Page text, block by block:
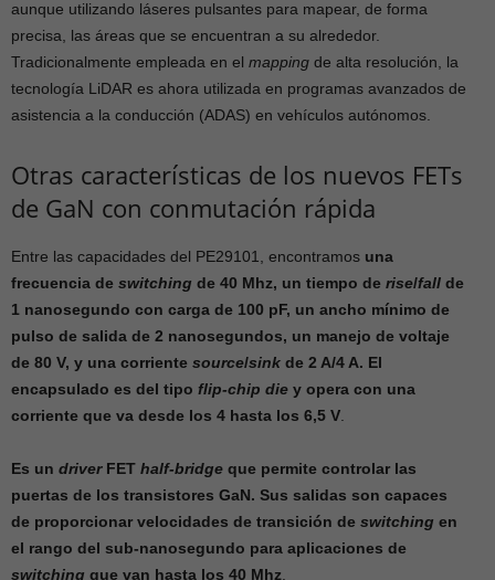
aunque utilizando láseres pulsantes para mapear, de forma
precisa, las áreas que se encuentran a su alrededor.
Tradicionalmente empleada en el mapping de alta resolución, la
tecnología LiDAR es ahora utilizada en programas avanzados de
asistencia a la conducción (ADAS) en vehículos autónomos.
Otras características de los nuevos FETs
de GaN con conmutación rápida
Entre las capacidades del PE29101, encontramos una
frecuencia de switching de 40 Mhz, un tiempo de rise/fall de
1 nanosegundo con carga de 100 pF, un ancho mínimo de
pulso de salida de 2 nanosegundos, un manejo de voltaje
de 80 V, y una corriente source/sink de 2 A/4 A. El
encapsulado es del tipo flip-chip die y opera con una
corriente que va desde los 4 hasta los 6,5 V
Es un driverFET half-bridge que permite controlar las
puertas de los transistores GaN. Sus salidas son capaces
de proporcionar velocidades de transición de switching en
el rango del sub-nanosegundo para aplicaciones de
switching que van hasta los 40 Mhz